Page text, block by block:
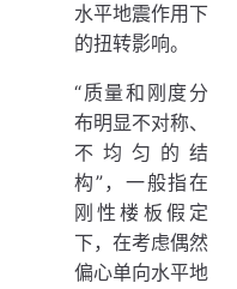
水平地震作用下
的扭转影响。
“质量和刚度分
布明显不对称、
不均匀的结
构”，一般指在
刚性楼板假定
下，在考虑偶然
偏心单向水平地